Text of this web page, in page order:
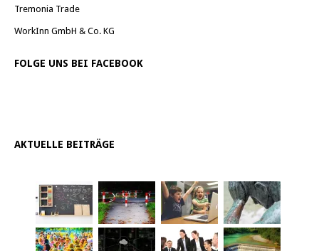
Tremonia Trade
WorkInn GmbH & Co. KG
FOLGE UNS BEI FACEBOOK
AKTUELLE BEITRÄGE